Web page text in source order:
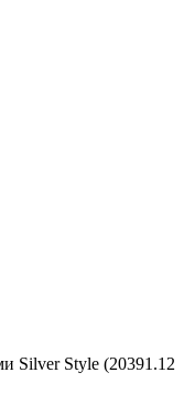
Silver Style (20391.12